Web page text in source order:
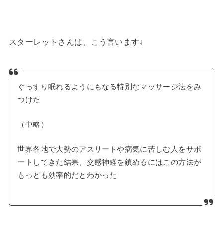
スターレットさんは、こう言います↓
ぐっすり眠れるようにもなる特別なマッサージ法をみ
つけた
（中略）
世界各地で大勢のアスリートや病気に苦しむ人をサポ
ートしてきた結果、交感神経を鎮めるにはこの方法が
もっとも効率的だとわかった